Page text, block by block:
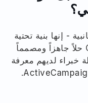
- إنها بنية تحتية
بالغة الأهمية. يُعد CRMConnect حلاً جاهزاً ومصمماً
خبراء لديهم معرفة